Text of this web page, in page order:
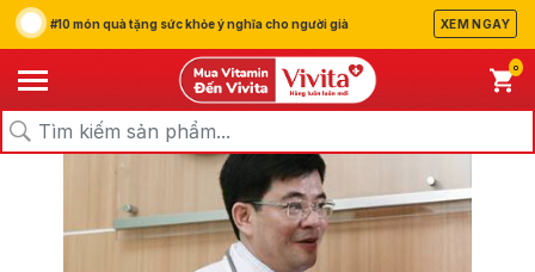
#10 món quà tặng sức khỏe ý nghĩa cho người già XEM NGAY
0